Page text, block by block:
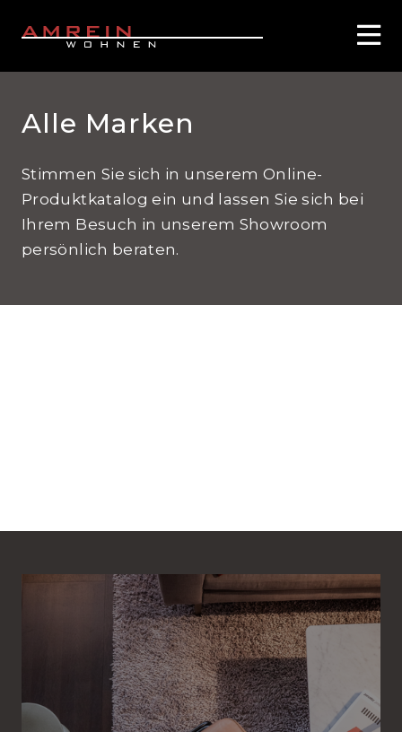
Alle Marken
Stimmen Sie sich in unserem Online-
Produktkatalog ein und lassen Sie sich bei
Ihrem Besuch in unserem Showroom
persönlich beraten.